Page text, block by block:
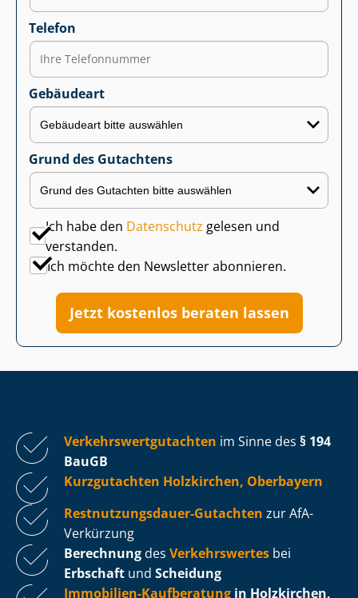
Telefon
Gebäudeart
Grund des Gutachtens
Ich habe den Datenschutz gelesen und
verstanden.
Ich möchte den Newsletter abonnieren.
Jetzt kostenlos beraten lassen
Ver­kehrs­wert­gut­ach­ten im Sinne des § 194
BauGB
Kurzgutachten Holzkirchen, Oberbayern
Rest­nut­zungs­dau­er-Gutachten zur AfA-
Verkürzung
Berechnung des Verkehrswertes bei
Erbschaft und Scheidung
Immobilien-Kaufberatung in Holzkirchen,